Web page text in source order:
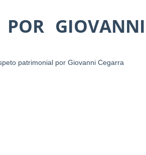
POR GIOVANNI